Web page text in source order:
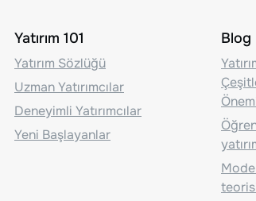
Yatırım 101
Yatırım Sözlüğü
Uzman Yatırımcılar
Deneyimli Yatırımcılar
Yeni Başlayanlar
Blog